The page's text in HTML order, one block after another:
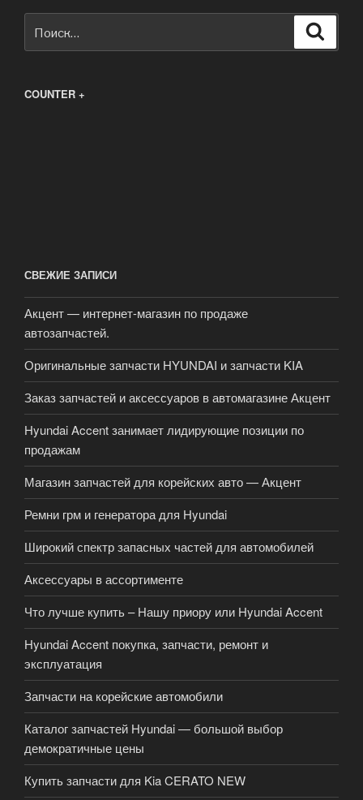
COUNTER +
СВЕЖИЕ ЗАПИСИ
Акцент — интернет-магазин по продаже
автозапчастей.
Оригинальные запчасти HYUNDAI и запчасти KIA
Заказ запчастей и аксессуаров в автомагазине Акцент
Hyundai Accent занимает лидирующие позиции по
продажам
Магазин запчастей для корейских авто — Акцент
Ремни грм и генератора для Hyundai
Широкий спектр запасных частей для автомобилей
Аксессуары в ассортименте
Что лучше купить – Нашу приору или Hyundai Accent
Hyundai Accent покупка, запчасти, ремонт и
эксплуатация
Запчасти на корейские автомобили
Каталог запчастей Hyundai — большой выбор
демократичные цены
Купить запчасти для Kia CERATO NEW